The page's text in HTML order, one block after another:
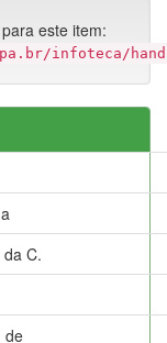
este item:
infoteca/
C.
de